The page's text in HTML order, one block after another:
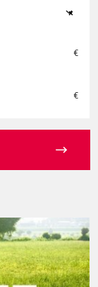
×
€
€